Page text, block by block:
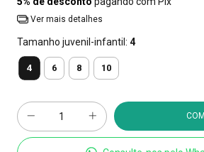
Ver mais detalhes
Tamanho juvenil-infantil: 4
4 6 8 10